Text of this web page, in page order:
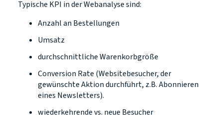
Typische KPI in der Webanalyse sind:
Anzahl an Bestellungen
Umsatz
durchschnittliche Warenkorbgröße
Conversion Rate (Websitebesucher, der
gewünschte Aktion durchführt, z.B. Abonnieren
eines Newsletters).
wiederkehrende vs. neue Besucher